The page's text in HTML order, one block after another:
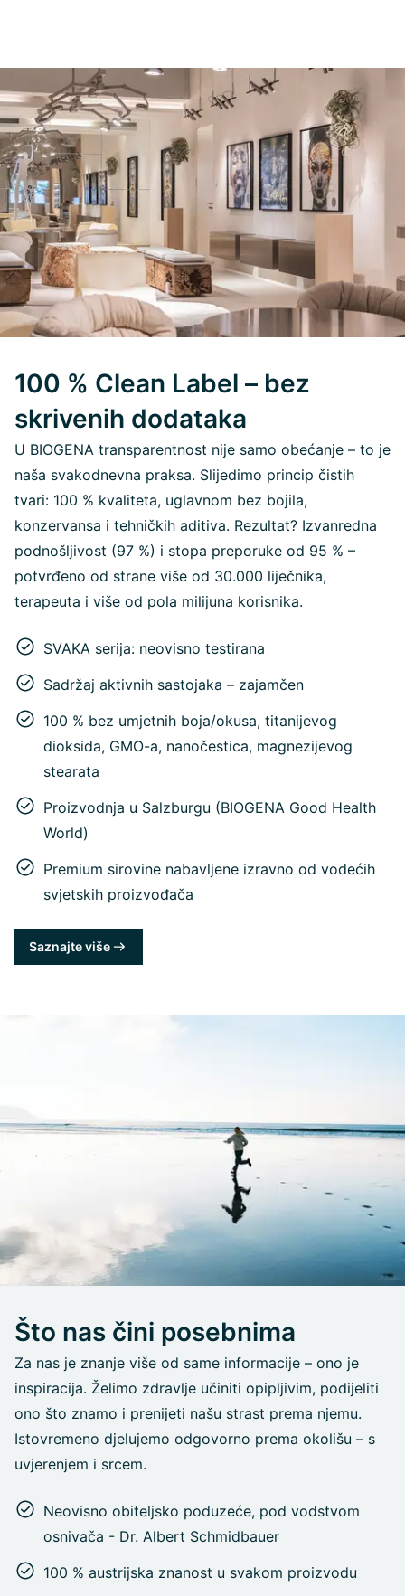
100 % Clean Label – bez
skrivenih dodataka
U BIOGENA transparentnost nije samo obećanje – to je
naša svakodnevna praksa. Slijedimo princip čistih
tvari: 100 % kvaliteta, uglavnom bez bojila,
konzervansa i tehničkih aditiva. Rezultat? Izvanredna
podnošljivost (97 %) i stopa preporuke od 95 % –
potvrđeno od strane više od 30.000 liječnika,
terapeuta i više od pola milijuna korisnika.
SVAKA serija: neovisno testirana
Sadržaj aktivnih sastojaka – zajamčen
100 % bez umjetnih boja/okusa, titanijevog
dioksida, GMO-a, nanočestica, magnezijevog
stearata
Proizvodnja u Salzburgu (BIOGENA Good Health
World)
Premium sirovine nabavljene izravno od vodećih
svjetskih proizvođača
Saznajte više
Što nas čini posebnima
Za nas je znanje više od same informacije – ono je
inspiracija. Želimo zdravlje učiniti opipljivim, podijeliti
ono što znamo i prenijeti našu strast prema njemu.
Istovremeno djelujemo odgovorno prema okolišu – s
uvjerenjem i srcem.
Neovisno obiteljsko poduzeće, pod vodstvom
osnivača - Dr. Albert Schmidbauer
100 % austrijska znanost u svakom proizvodu